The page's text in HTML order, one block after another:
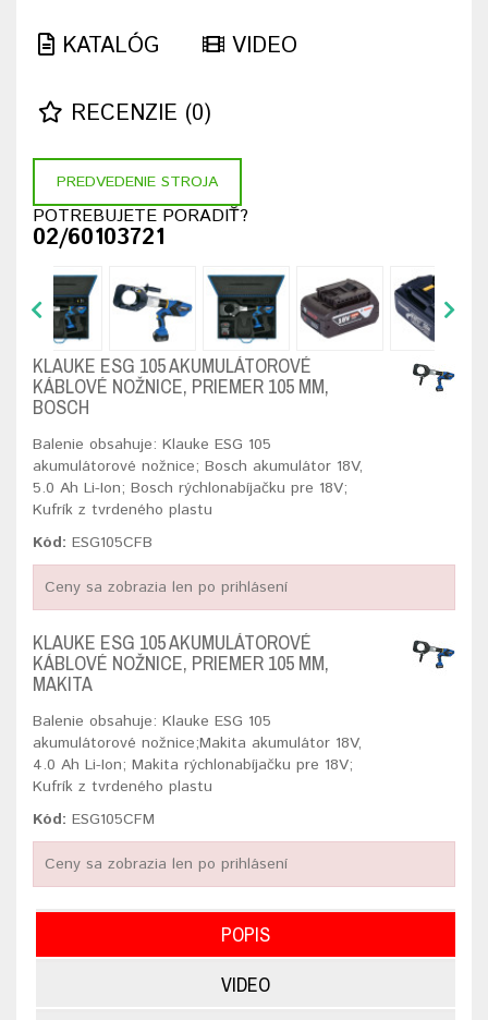
KATALÓG VIDEO
RECENZIE (0)
PREDVEDENIE STROJA
POTREBUJETE PORADIŤ?
02/60103721
KLAUKE ESG 105 AKUMULÁTOROVÉ
KÁBLOVÉ NOŽNICE, PRIEMER 105 MM,
BOSCH
Balenie obsahuje: Klauke ESG 105
akumulátorové nožnice; Bosch akumulátor 18V,
5.0 Ah Li-Ion; Bosch rýchlonabíjačku pre 18V;
Kufrík z tvrdeného plastu
Kód: ESG105CFB
Ceny sa zobrazia len po prihlásení
KLAUKE ESG 105 AKUMULÁTOROVÉ
KÁBLOVÉ NOŽNICE, PRIEMER 105 MM,
MAKITA
Balenie obsahuje: Klauke ESG 105
akumulátorové nožnice;Makita akumulátor 18V,
4.0 Ah Li-Ion; Makita rýchlonabíjačku pre 18V;
Kufrík z tvrdeného plastu
Kód: ESG105CFM
Ceny sa zobrazia len po prihlásení
POPIS
VIDEO